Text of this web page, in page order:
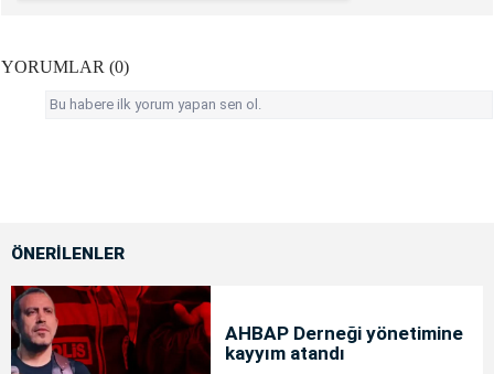
YORUMLAR (0)
Bu habere ilk yorum yapan sen ol.
ÖNERİLENLER
AHBAP Derneği yönetimine
kayyım atandı